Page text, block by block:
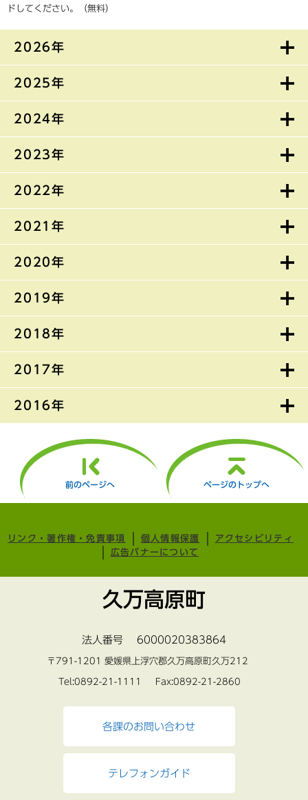
2026年
2025年
2024年
2023年
2022年
2021年
2020年
2019年
2018年
2017年
2016年
ドしてください。（無料）
前のページへ ページのトップへ
リンク・著作権・免責事項 個人情報保護
アクセシビリティ
広告バナーについて
久万高原町
法人番号 6000020383864
〒791-1201 愛媛県上浮穴郡久万高原町久万212
Tel:0892-21-1111 Fax:0892-21-2860
各課のお問い合わせ
テレフォンガイド